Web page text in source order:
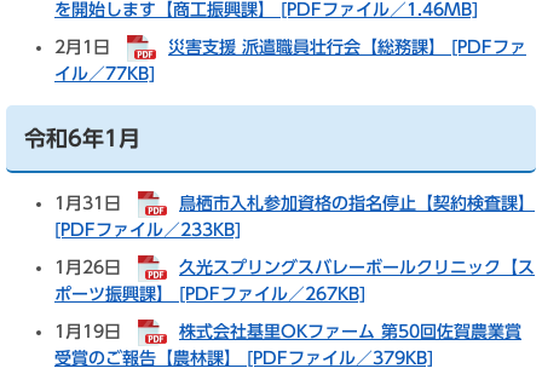
を開始します【商工振興課】 [PDFファイル／1.46MB]
2月1日
災害支援 派遣職員壮行会【総務課】 [PDFファ
イル／77KB]
令和6年1月
1月31日
鳥栖市入札参加資格の指名停止【契約検査課】
[PDFファイル／233KB]
1月26日
久光スプリングスバレーボールクリニック【ス
ポーツ振興課】 [PDFファイル／267KB]
1月19日
株式会社基里OKファーム 第50回佐賀農業賞
受賞のご報告【農林課】 [PDFファイル／379KB]